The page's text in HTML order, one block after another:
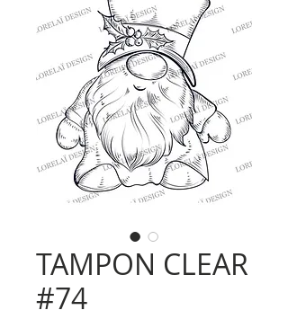
TAMPON CLEAR
#74